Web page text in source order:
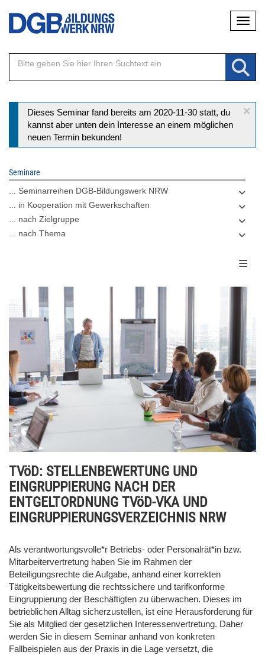
Direkt
Inhalt
×
Statusmeldung
Dieses Seminar fand bereits am 2020-11-30 statt, du
kannst aber unten dein Interesse an einem möglichen
neuen Termin bekunden!
Seminare
... Seminarreihen DGB-Bildungswerk NRW
... in Kooperation mit Gewerkschaften
... nach Zielgruppe
... nach Thema
TVöD: STELLENBEWERTUNG UND
EINGRUPPIERUNG NACH DER
ENTGELTORDNUNG TVöD-VKA UND
EINGRUPPIERUNGSVERZEICHNIS NRW
Als verantwortungsvolle*r Betriebs- oder Personalrät*in bzw.
Mitarbeitervertretung haben Sie im Rahmen der
Beteiligungsrechte die Aufgabe, anhand einer korrekten
Tätigkeitsbewertung die rechtssichere und tarifkonforme
Eingruppierung der Beschäftigten zu überwachen. Dieses im
betrieblichen Alltag sicherzustellen, ist eine Herausforderung für
Sie als Mitglied der gesetzlichen Interessenvertretung. Daher
werden Sie in diesem Seminar anhand von konkreten
Fallbeispielen aus der Praxis in die Lage versetzt, die